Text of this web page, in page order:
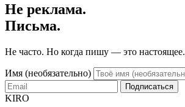
Не реклама.
Письма.
Не часто. Но когда пишу — это настоящее.
Имя (необязательно)
Подписаться
KIRO